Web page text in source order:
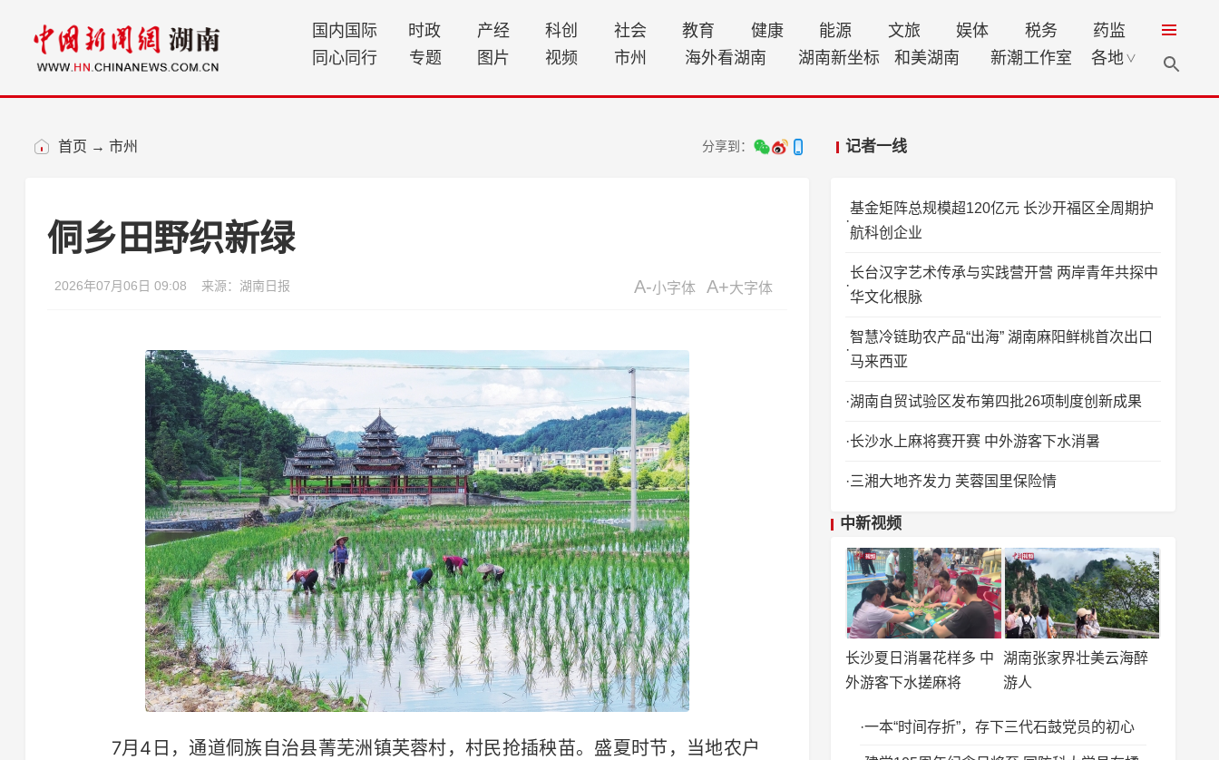
国内国际 时政 产经 科创 社会 教育 健康 能源 文旅 娱体 税务
药监
同心同行
专题 图片 视频 市州 海外看湖南 湖南新坐标 和美湖南 新潮工作室 各地 ∨
首页 → 市州 分享到： 记者一线
侗乡田野织新绿
2026年07月06日 09:08 来源：湖南日报 A-小字体 A+大字体
7月4日，通道侗族自治县菁芜洲镇芙蓉村，村民抢插秧苗。盛夏时节，当地农户
基金矩阵总规模超120亿元 长沙开福区全周期护
航科创企业
长台汉字艺术传承与实践营开营 两岸青年共探中
华文化根脉
智慧冷链助农产品“出海” 湖南麻阳鲜桃首次出口
马来西亚
湖南自贸试验区发布第四批26项制度创新成果
长沙水上麻将赛开赛 中外游客下水消暑
三湘大地齐发力 芙蓉国里保险情
中新视频
长沙夏日消暑花样多 中
外游客下水搓麻将
湖南张家界壮美云海醉
游人
一本“时间存折”，存下三代石鼓党员的初心